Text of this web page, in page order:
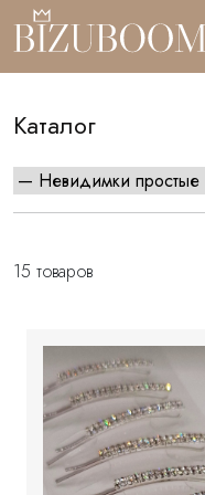
Каталог
15 товаров